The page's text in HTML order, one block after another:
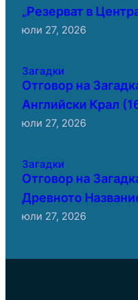
„Резерват в
юли 27, 2026
Загадки
Отговор на
Английски Крал
юли 27, 2026
Загадки
Отговор на
Древното
юли 27, 2026